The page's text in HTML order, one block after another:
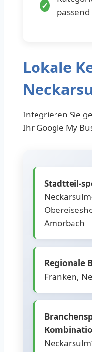
passend
Lokale
Integrieren Sie
Ihr Google My
Stadtteil-
Amorbach
Regionale
Franken,